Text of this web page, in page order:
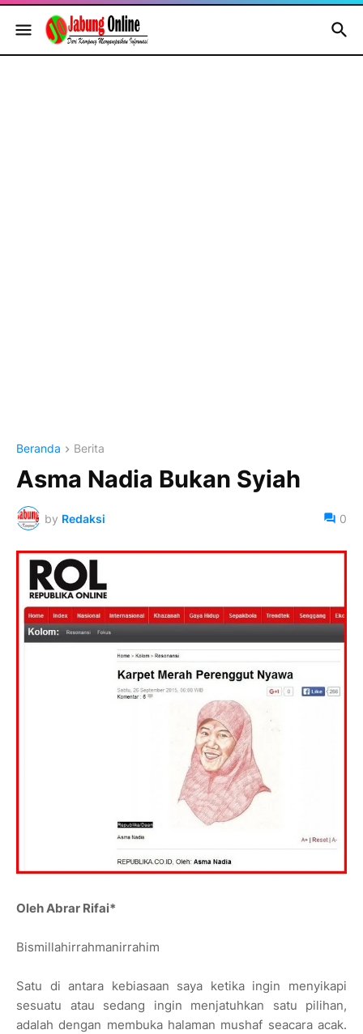
Beranda Berita
Asma Nadia Bukan Syiah
by Redaksi 0
Oleh Abrar Rifai*
Bismillahirrahmanirrahim
Satu di antara kebiasaan saya ketika ingin menyikapi
sesuatu atau sedang ingin menjatuhkan satu pilihan,
adalah dengan membuka halaman mushaf seacara acak.